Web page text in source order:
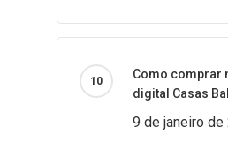
Como comprar
digital Casas
9 de janeiro de